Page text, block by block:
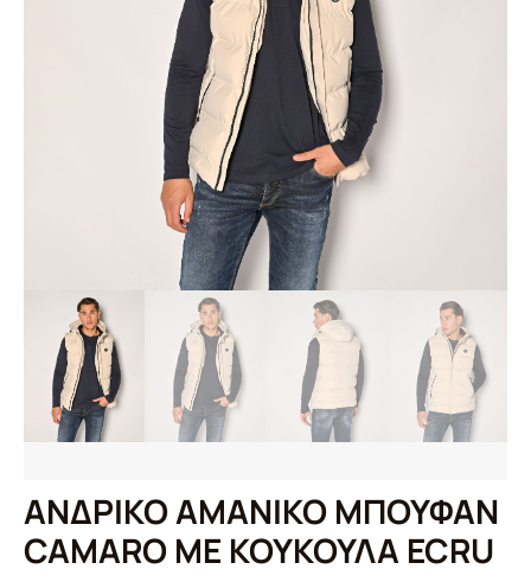
ΑΝΔΡΙΚΌ ΑΜΆΝΙΚΟ ΜΠΟΥΦΆΝ
CAMARO ΜΕ ΚΟΥΚΟΎΛΑ ECRU